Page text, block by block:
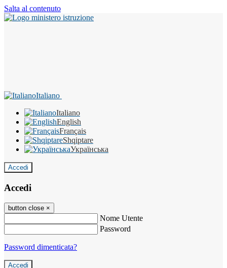
Salta al contenuto
Italiano
Italiano
English
Français
Shqiptare
Українська
Accedi
Accedi
button close ×
Nome Utente
Password
Password dimenticata?